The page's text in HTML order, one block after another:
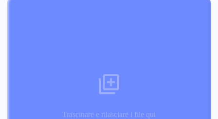
Trascinare e rilasciare i file qui